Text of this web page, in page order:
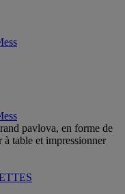
pavlova, en forme de
table et impressionner